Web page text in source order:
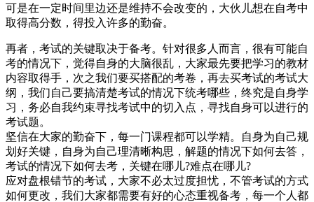
可是在一定时间里边还是维持不会改变的，大伙儿想在自考中
取得高分数，得投入许多的勤奋。
再者，考试的关键取决于备考。针对很多人而言，很有可能自
考的情况下，觉得自身的大脑很乱，大家最先要把学习的教材
内容取得手，次之我们要买搭配的考卷，再去买考试的考试大
纲，我们自己要搞清楚考试的情况下统考哪些，终究是自身学
习，务必自我约束寻找考试中的切入点，寻找自身可以进行的
考试题。
坚信在大家的勤奋下，每一门课程都可以学精。自身为自己规
划好关键，自身为自己理清晰构思，解题的情况下如何去答，
考试的情况下如何去考，关键在哪儿?难点在哪儿?
应对盘根错节的考试，大家不必太过度担忧，不管考试的方式
如何更改，我们大家都需要有好的心态重视备考，每一个人都